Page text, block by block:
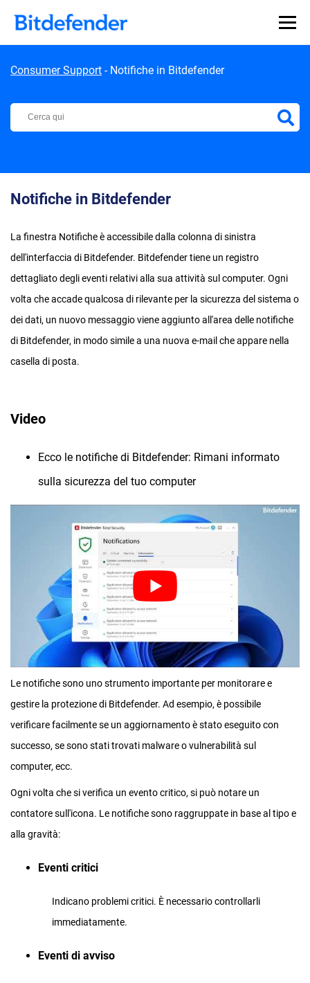
Consumer Support - Notifiche in Bitdefender
Centro di Supporto Bitdefender
Notifiche in Bitdefender
La finestra Notifiche è accessibile dalla colonna di sinistra
dell'interfaccia di Bitdefender. Bitdefender tiene un registro
dettagliato degli eventi relativi alla sua attività sul computer. Ogni
volta che accade qualcosa di rilevante per la sicurezza del sistema o
dei dati, un nuovo messaggio viene aggiunto all'area delle notifiche
di Bitdefender, in modo simile a una nuova e-mail che appare nella
casella di posta.
Video
Ecco le notifiche di Bitdefender: Rimani informato
sulla sicurezza del tuo computer
Le notifiche sono uno strumento importante per monitorare e
gestire la protezione di Bitdefender. Ad esempio, è possibile
verificare facilmente se un aggiornamento è stato eseguito con
successo, se sono stati trovati malware o vulnerabilità sul
computer, ecc.
Ogni volta che si verifica un evento critico, si può notare un
contatore sull'icona. Le notifiche sono raggruppate in base al tipo e
alla gravità:
Eventi critici
Indicano problemi critici. È necessario controllarli
immediatamente.
Eventi di avviso